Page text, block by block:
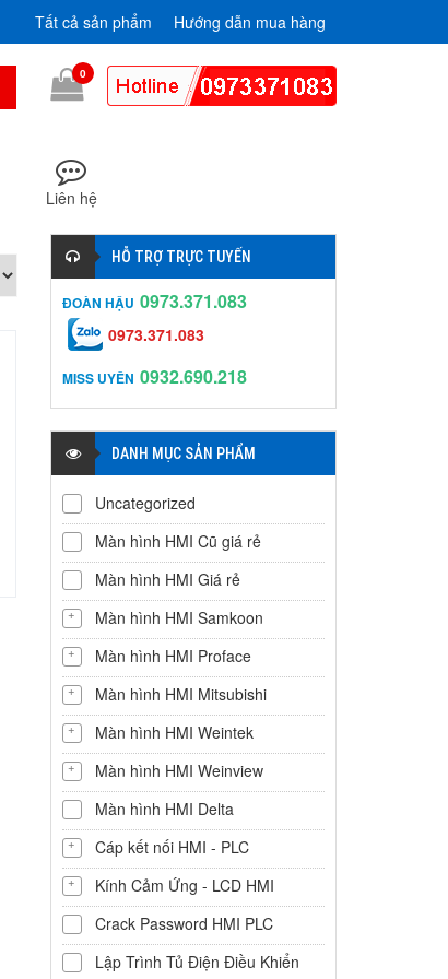
Tất cả sản phẩm Hướng dẫn mua hàng
0
Liên hệ
HỖ TRỢ TRỰC TUYẾN
ĐOÀN HẬU 0973.371.083
0973.371.083
MISS UYÊN 0932.690.218
DANH MỤC SẢN PHẨM
Uncategorized
Màn hình HMI Cũ giá rẻ
Màn hình HMI Giá rẻ
Màn hình HMI Samkoon
Màn hình HMI Proface
Màn hình HMI Mitsubishi
Màn hình HMI Weintek
Màn hình HMI Weinview
Màn hình HMI Delta
Cáp kết nối HMI - PLC
Kính Cảm Ứng - LCD HMI
Crack Password HMI PLC
Lập Trình Tủ Điện Điều Khiển